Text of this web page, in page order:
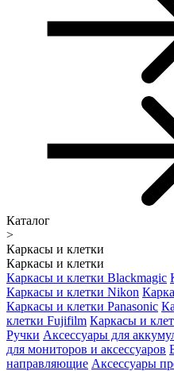
Каталог
>
Каркасы и клетки
Каркасы и клетки
Каркасы и клетки Blackmagic
Каркасы и клетки Nikon
Каркасы и клетки Panasonic
клетки Fujifilm Каркасы и
Ручки Аксессуары для
для мониторов и аксессуаров
направляющие Аксессуары